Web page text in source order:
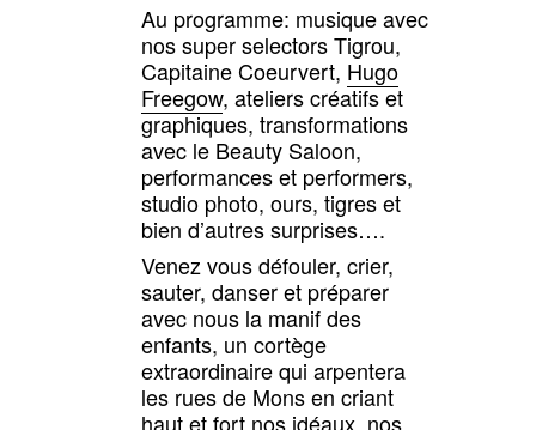
Au programme: musique avec
nos super selectors Tigrou,
Capitaine Coeurvert, Hugo
Freegow, ateliers créatifs et
graphiques, transformations
avec le Beauty Saloon,
performances et performers,
studio photo, ours, tigres et
bien d’autres surprises….
Venez vous défouler, crier,
sauter, danser et préparer
avec nous la manif des
enfants, un cortège
extraordinaire qui arpentera
les rues de Mons en criant
haut et fort nos idéaux, nos